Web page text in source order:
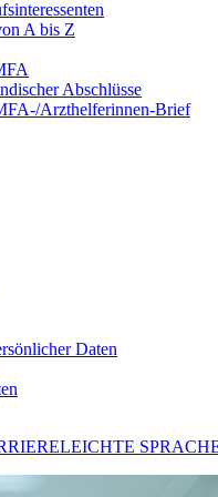
A bis Z
Abschlüsse
Arzthelferinnen-Brief
Daten
LEICHTE